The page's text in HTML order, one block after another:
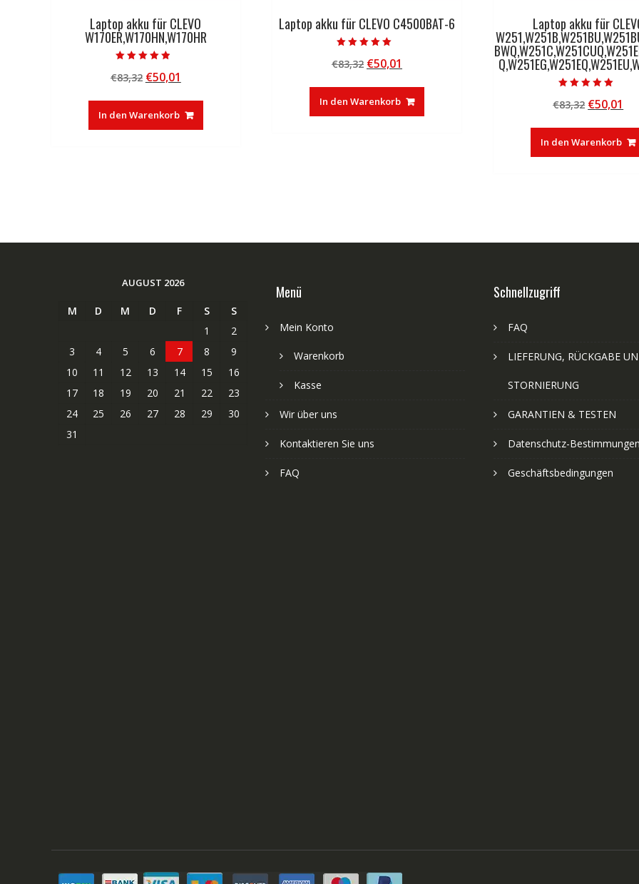
Laptop akku für CLEVO
W170ER,W170HN,W170HR
4.50
von 5
€83,32 Ursprünglicher
war:
€83,32
€50,01
ist:
€50,01.
In den Warenkorb
Laptop akku für CLEVO C4500BAT-6
5.00
von 5
€83,32 Ursprünglicher
war:
€83,32
€50,01
ist:
€50,01.
In den Warenkorb
Laptop akku für
5.00
von 5
€83,32
war:
€83,32
€50,01
ist:
In den Warenkorb
AUGUST 2026
M D M D F S
S
1
2
3
4 5 6 7 8
9
10
11 12 13 14 15
16
17
18 19 20 21 22
23
24
25 26 27 28 29
30
31
Menü
Mein Konto
Warenkorb
Kasse
Wir über uns
Kontaktieren Sie uns
FAQ
Schnellzugriff
FAQ
LIEFERUNG, RÜCKGABE
STORNIERUNG
GARANTIEN & TESTEN
Datenschutz-Bestimmungen
Geschäftsbedingungen